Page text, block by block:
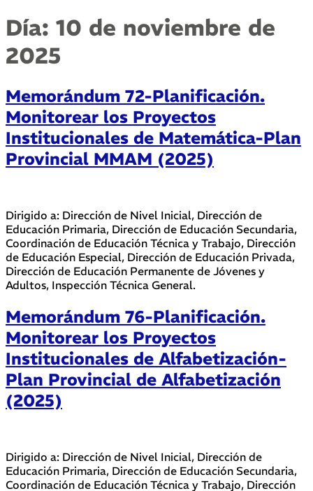
Día: 10 de noviembre de
2025
Memorándum 72-Planificación.
Monitorear los Proyectos
Institucionales de Matemática-Plan
Provincial MMAM (2025)
Dirigido a: Dirección de Nivel Inicial, Dirección de
Educación Primaria, Dirección de Educación Secundaria,
Coordinación de Educación Técnica y Trabajo, Dirección
de Educación Especial, Dirección de Educación Privada,
Dirección de Educación Permanente de Jóvenes y
Adultos, Inspección Técnica General.
Memorándum 76-Planificación.
Monitorear los Proyectos
Institucionales de Alfabetización-
Plan Provincial de Alfabetización
(2025)
Dirigido a: Dirección de Nivel Inicial, Dirección de
Educación Primaria, Dirección de Educación Secundaria,
Coordinación de Educación Técnica y Trabajo, Dirección